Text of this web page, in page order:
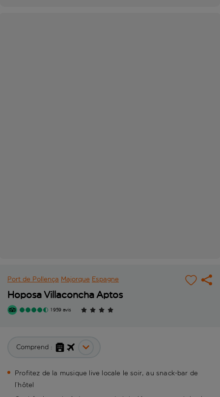
Port de Pollença Majorque Espagne
Hoposa Villaconcha Aptos
1 959 avis
Comprend :
Profitez de la musique live locale le soir, au snack-bar de
l’hôtel